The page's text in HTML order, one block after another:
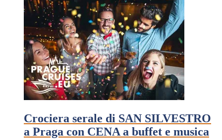
Crociera serale di SAN SILVESTRO
a Praga con CENA a buffet e musica